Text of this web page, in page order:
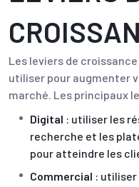
Les leviers de
utiliser pour augmenter
marché. Les principaux
Digital : utiliser les
recherche et les
pour atteindre les
Commercial : utiliser